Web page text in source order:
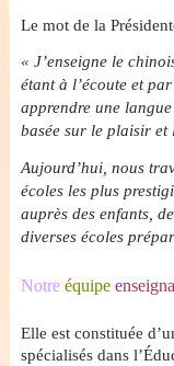
Le mot de la
« J’enseigne le
étant à l’écoute et
apprendre une
basée sur le plaisir et
Aujourd’hui, nous
écoles les plus
auprès des enfants,
diverses écoles
Notreéquipe
Elle est constituée
spécialisés dans